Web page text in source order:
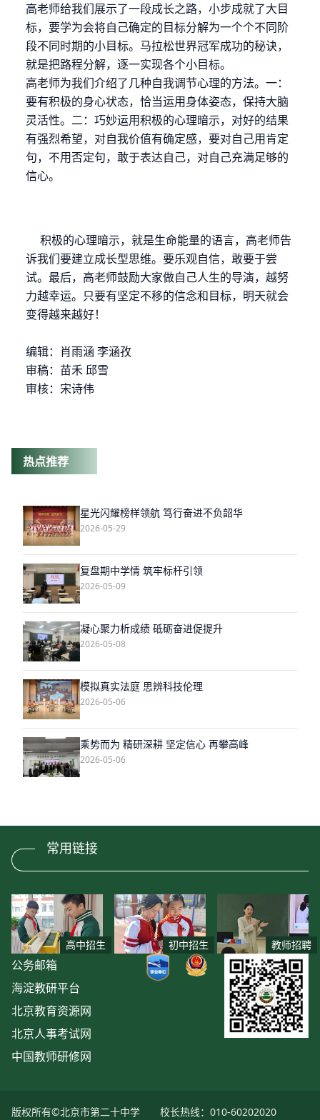
高老师给我们展示了一段成长之路，小步成就了大目
标，要学为会将自己确定的目标分解为一个个不同阶
段不同时期的小目标。马拉松世界冠军成功的秘诀，
就是把路程分解，逐一实现各个小目标。
高老师为我们介绍了几种自我调节心理的方法。一：
要有积极的身心状态，恰当运用身体姿态，保持大脑
灵活性。二：巧妙运用积极的心理暗示，对好的结果
有强烈希望，对自我价值有确定感，要对自己用肯定
句，不用否定句，敢于表达自己，对自己充满足够的
信心。
积极的心理暗示，就是生命能量的语言，高老师告
诉我们要建立成长型思维。要乐观自信，敢要于尝
试。最后，高老师鼓励大家做自己人生的导演，越努
力越幸运。只要有坚定不移的信念和目标，明天就会
变得越来越好！
编辑：肖雨涵 李涵孜
审稿：苗禾 邱雪
审核：宋诗伟
热点推荐
星光闪耀榜样领航 笃行奋进不负韶华
2026-05-29
复盘期中学情 筑牢标杆引领
2026-05-09
凝心聚力析成绩 砥砺奋进促提升
2026-05-08
模拟真实法庭 思辨科技伦理
2026-05-06
乘势而为 精研深耕 坚定信心 再攀高峰
2026-05-06
常用链接
高中招生 初中招生 教师招聘
公务邮箱
海淀教研平台
北京教育资源网
北京人事考试网
中国教师研修网
版权所有©北京市第二十中学 校长热线：010-60202020